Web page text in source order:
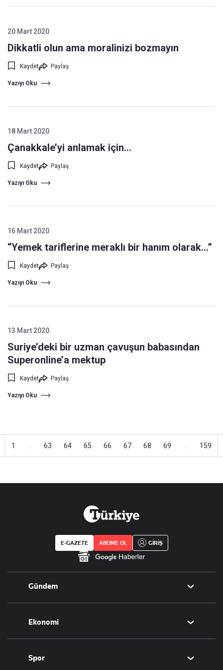
20 Mart 2020
Dikkatli olun ama moralinizi bozmayın
Kaydet Paylaş
Yazıyı Oku
18 Mart 2020
Çanakkale’yi anlamak için...
Kaydet Paylaş
Yazıyı Oku
16 Mart 2020
“Yemek tariflerine meraklı bir hanım olarak…”
Kaydet Paylaş
Yazıyı Oku
13 Mart 2020
Suriye’deki bir uzman çavuşun babasından
Superonline’a mektup
Kaydet Paylaş
Yazıyı Oku
1 63 64 65 66 67 68 69 159
E-GAZETE ABONE OL GİRİŞ
Gündem
Politika
Eğitim
Ekonomi
Borsa
Altın
Spor